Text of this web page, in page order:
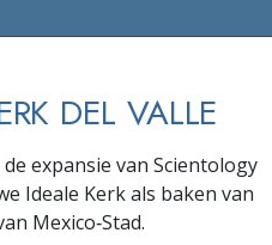
DEL VALLE
expansie van Scientology
Ideale Kerk als baken van
Mexico‑Stad.